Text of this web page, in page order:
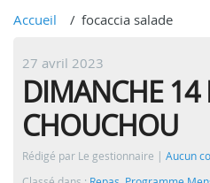
Accueil focaccia salade
27 avril 2023
DIMANCHE
CHOUCHOU
Rédigé par Le gestionnaire
Aucun